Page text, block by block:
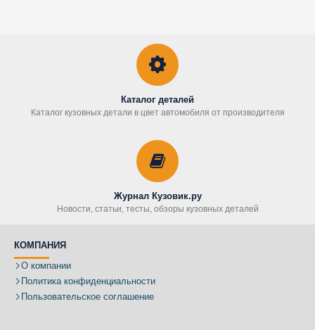
Каталог деталей
Каталог кузовных детали в цвет автомобиля от производителя
Журнал Кузовик.ру
Новости, статьи, тесты, обзоры кузовных деталей
КОМПАНИЯ
О компании
Политика конфиденциальности
Пользовательское соглашение